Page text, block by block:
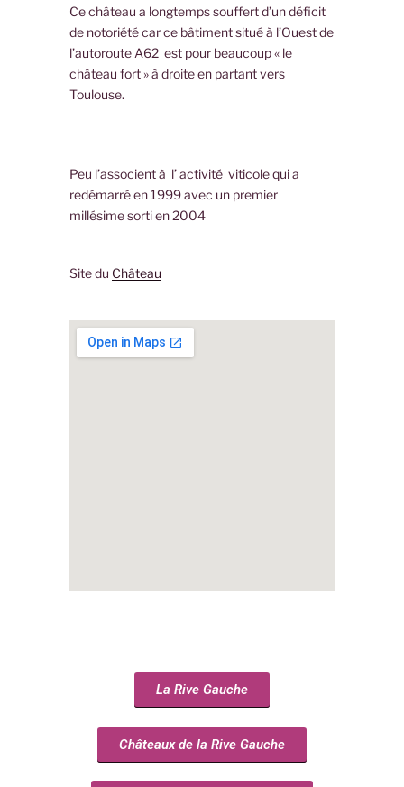
Ce château a longtemps souffert d’un déficit
de notoriété car ce bâtiment situé à l’Ouest de
l’autoroute A62 est pour beaucoup « le
château fort » à droite en partant vers
Toulouse.
Peu l’associent à l’ activité viticole qui a
redémarré en 1999 avec un premier
millésime sorti en 2004
Site du Château
La Rive Gauche
Châteaux de la Rive Gauche